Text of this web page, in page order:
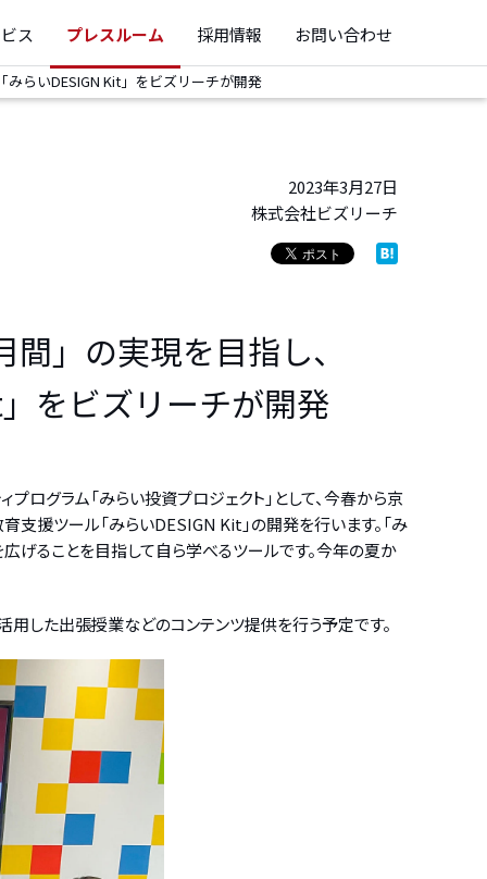
ス プレスルーム 採用情報 お問い合わせ
らいDESIGN Kit」をビズリーチが開発
2023年3月27日
株式会社ビズリーチ
」の実現を目指し、
をビズリーチが開発
ログラム「みらい投資プロジェクト」として、今春から京
援ツール「みらいDESIGN Kit」の開発を行います。「み
げることを目指して自ら学べるツールです。今年の夏か
用した出張授業などのコンテンツ提供を行う予定です。